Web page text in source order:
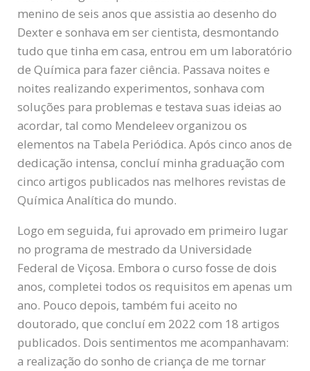
menino de seis anos que assistia ao desenho do
Dexter e sonhava em ser cientista, desmontando
tudo que tinha em casa, entrou em um laboratório
de Química para fazer ciência. Passava noites e
noites realizando experimentos, sonhava com
soluções para problemas e testava suas ideias ao
acordar, tal como Mendeleev organizou os
elementos na Tabela Periódica. Após cinco anos de
dedicação intensa, concluí minha graduação com
cinco artigos publicados nas melhores revistas de
Química Analítica do mundo.
Logo em seguida, fui aprovado em primeiro lugar
no programa de mestrado da Universidade
Federal de Viçosa. Embora o curso fosse de dois
anos, completei todos os requisitos em apenas um
ano. Pouco depois, também fui aceito no
doutorado, que concluí em 2022 com 18 artigos
publicados. Dois sentimentos me acompanhavam:
a realização do sonho de criança de me tornar